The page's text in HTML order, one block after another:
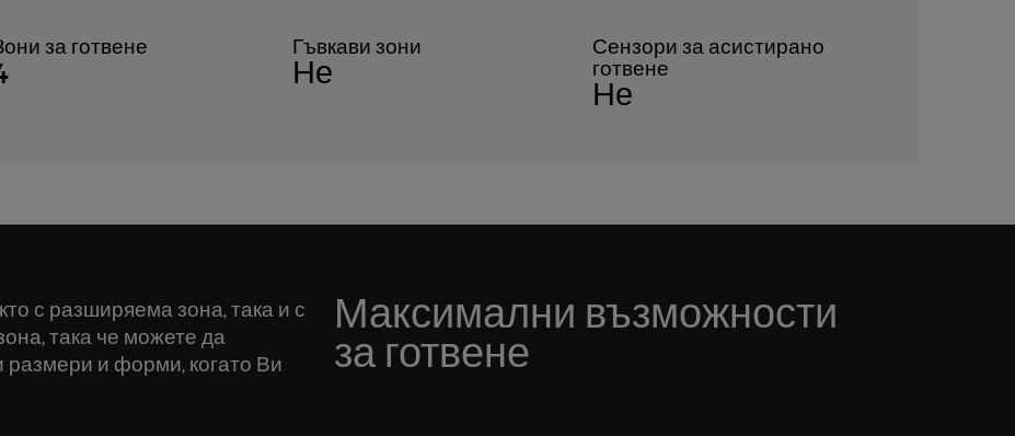
за готвене Гъвкави зони
Не
Сензори за асистирано
готвене
Не
Максимални възможности
за готвене
с разширяема зона, така и с
така че можете да
размери и форми, когато Ви